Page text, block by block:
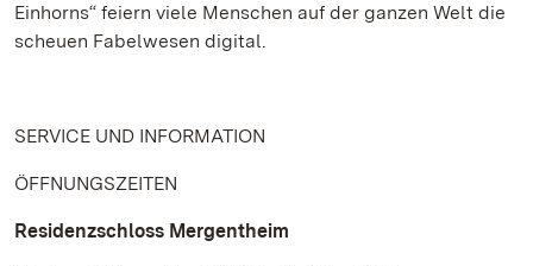
Einhorns“ feiern viele Menschen auf der ganzen Welt die
scheuen Fabelwesen digital.
SERVICE UND INFORMATION
ÖFFNUNGSZEITEN
Residenzschloss Mergentheim